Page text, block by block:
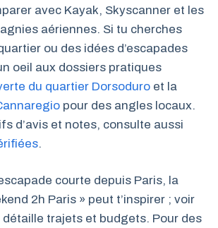
avec Kayak, Skyscanner et les
aériennes. Si tu cherches
ou des idées d’escapades
oeil aux dossiers pratiques
du quartier Dorsoduro et la
pour des angles locaux.
d’avis et notes, consulte aussi
.
courte depuis Paris, la
2h Paris » peut t’inspirer ; voir
détaille trajets et budgets. Pour des